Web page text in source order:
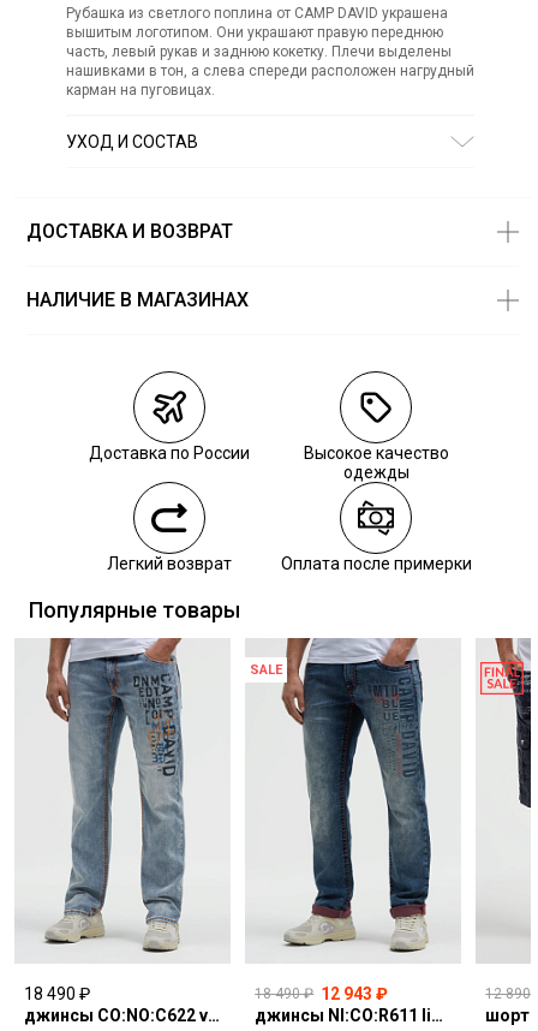
Рубашка из светлого поплина от CAMP DAVID украшена
вышитым логотипом. Они украшают правую переднюю
часть, левый рукав и заднюю кокетку. Плечи выделены
нашивками в тон, а слева спереди расположен нагрудный
карман на пуговицах.
УХОД И СОСТАВ
ДОСТАВКА И ВОЗВРАТ
Курьерская доставка СДЭК
Самовывоз из пункта выдачи СДЭК
Самовывоз из наших магазинов
Курьерская доставка СДЭК
Самовывоз из пункта выдачи СДЭК
НАЛИЧИЕ В МАГАЗИНАХ
3XL — 1 шт.
Обязательно
звоните нам,
чтобы уточнить
наличие.
Доставка по России
Высокое качество
одежды
Легкий возврат Оплата после примерки
Популярные товары
18 490 ₽
джинсы CO:NO:C622 vintage blue print
SALE
18 490 ₽ 12 943 ₽
джинсы NI:CO:R611 light vintage print jogg
12 890